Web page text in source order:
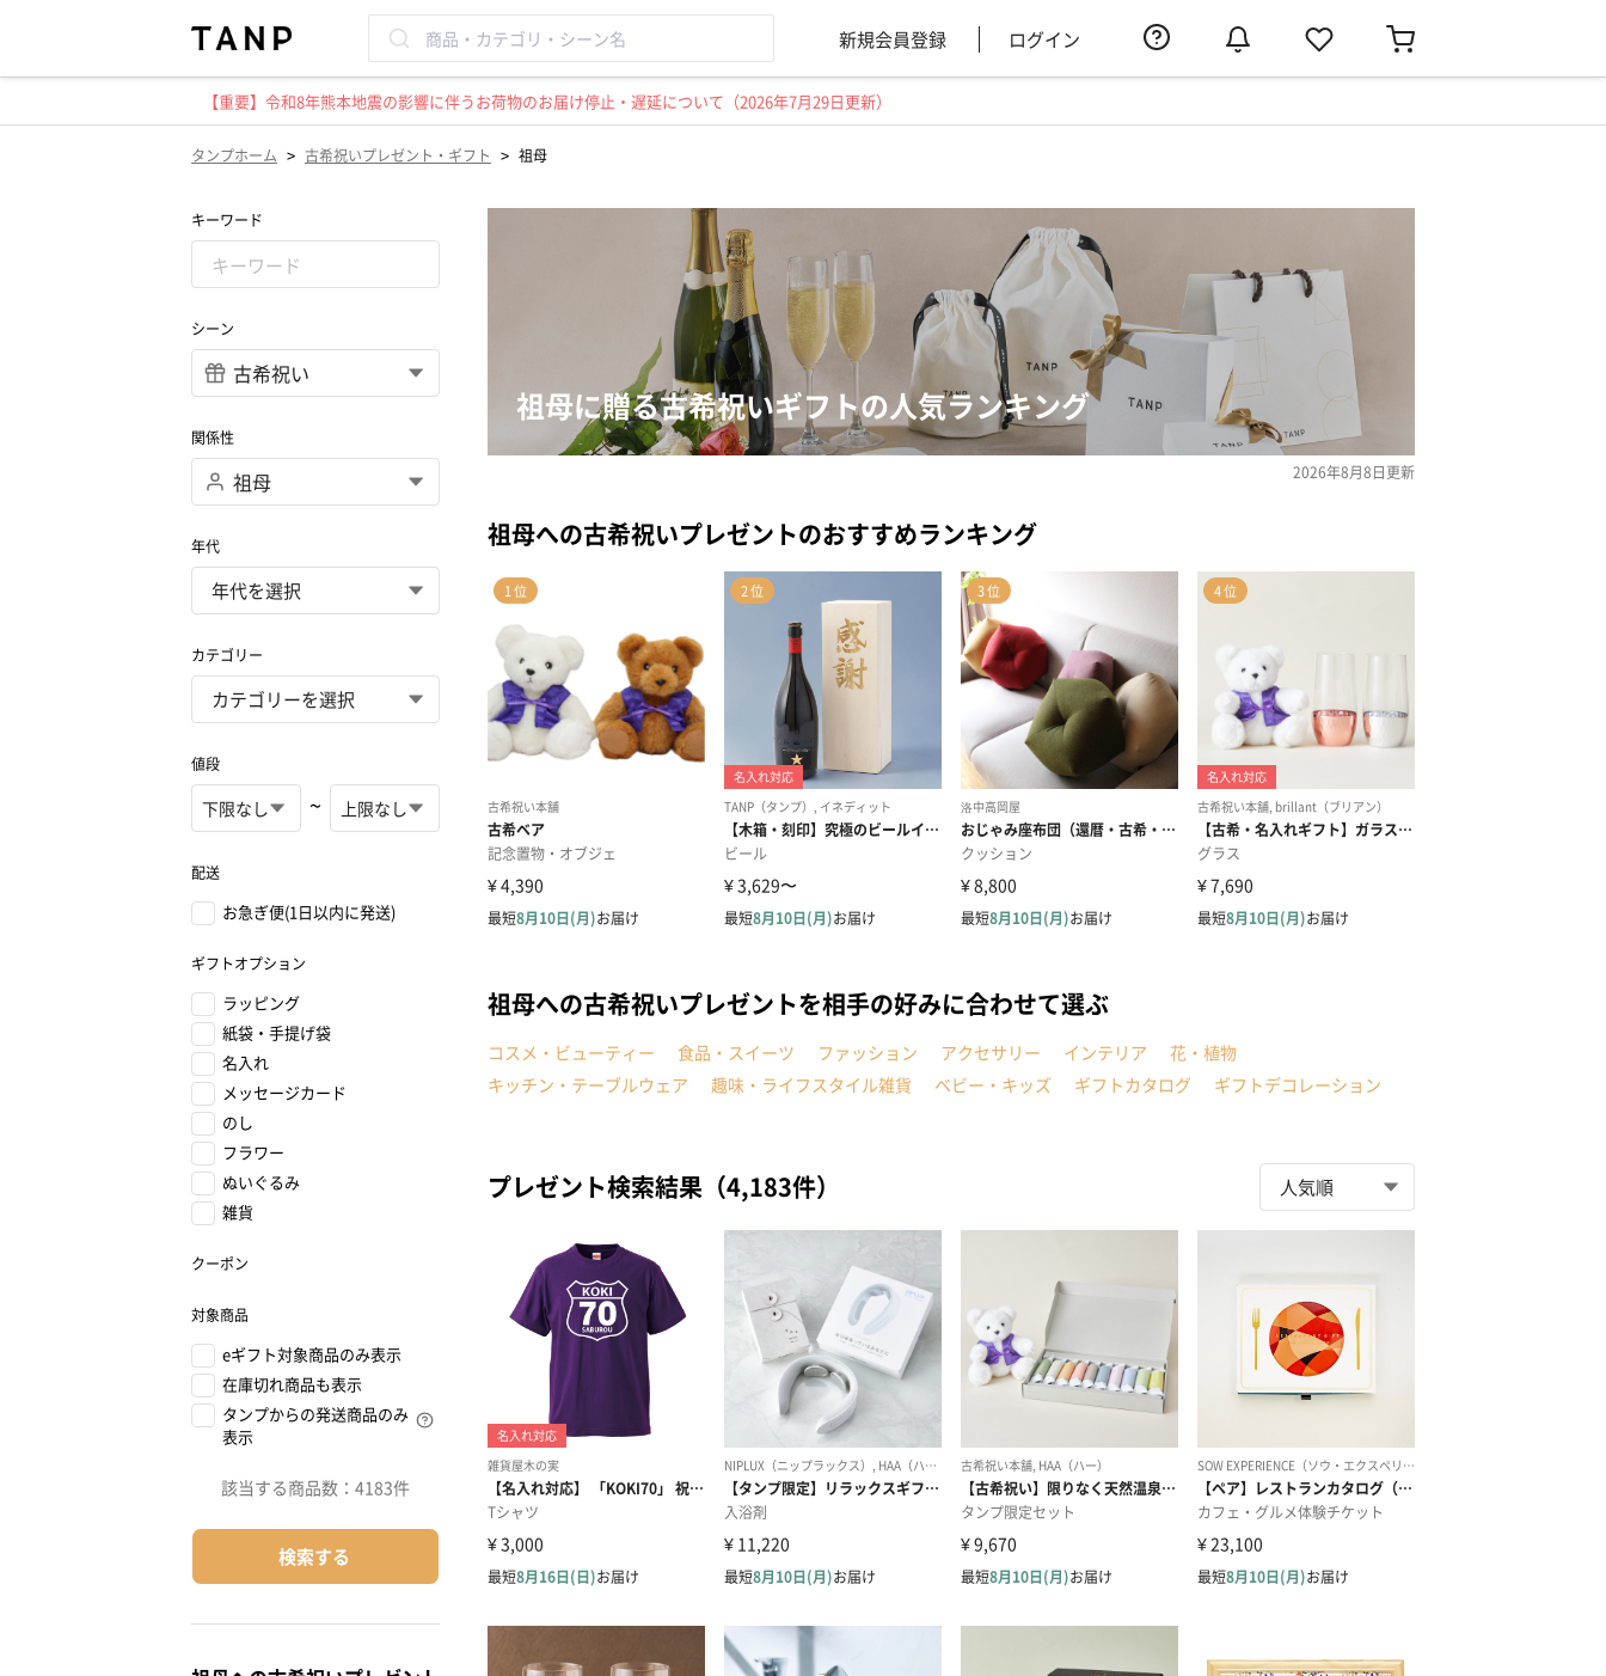
新規会員登録 ログイン
【重要】令和8年熊本地震の影響に伴うお荷物のお届け停止・遅延について（2026年7月29日更新）
タンプホーム > 古希祝いプレゼント・ギフト > 祖母
キーワード
シーン
関係性
年代
カテゴリー
値段
~
配送
お急ぎ便(1日以内に発送)
ギフトオプション
ラッピング
紙袋・手提げ袋
名入れ
メッセージカード
のし
フラワー
ぬいぐるみ
雑貨
クーポン
対象商品
eギフト対象商品のみ表示
在庫切れ商品も表示
タンプからの発送商品のみ
表示
該当する商品数： 4183件
検索する
祖母に贈る古希祝いギフトの人気ランキング
2026年8月8日更新
祖母への古希祝いプレゼントのおすすめランキング
祖母への古希祝いプレゼントを相手の好みに合わせて選ぶ
コスメ・ビューティー 食品・スイーツ ファッション アクセサリー インテリア
花・植物
キッチン・テーブルウェア
趣味・ライフスタイル雑貨 ベビー・キッズ ギフトカタログ ギフトデコレーション
プレゼント検索結果（4,183件）